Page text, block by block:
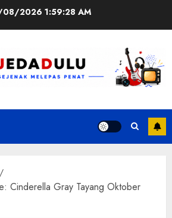
2026 1:59:29 AM
Cinderella Gray Tayang Oktober